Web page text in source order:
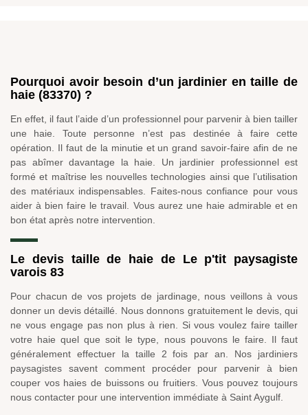
Pourquoi avoir besoin d’un jardinier en taille de
haie (83370) ?
En effet, il faut l’aide d’un professionnel pour parvenir à bien tailler
une haie. Toute personne n’est pas destinée à faire cette
opération. Il faut de la minutie et un grand savoir-faire afin de ne
pas abîmer davantage la haie. Un jardinier professionnel est
formé et maîtrise les nouvelles technologies ainsi que l’utilisation
des matériaux indispensables. Faites-nous confiance pour vous
aider à bien faire le travail. Vous aurez une haie admirable et en
bon état après notre intervention.
Le devis taille de haie de Le p'tit paysagiste
varois 83
Pour chacun de vos projets de jardinage, nous veillons à vous
donner un devis détaillé. Nous donnons gratuitement le devis, qui
ne vous engage pas non plus à rien. Si vous voulez faire tailler
votre haie quel que soit le type, nous pouvons le faire. Il faut
généralement effectuer la taille 2 fois par an. Nos jardiniers
paysagistes savent comment procéder pour parvenir à bien
couper vos haies de buissons ou fruitiers. Vous pouvez toujours
nous contacter pour une intervention immédiate à Saint Aygulf.